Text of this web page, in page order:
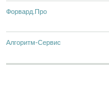
Форвард.Про
Алгоритм-Сервис